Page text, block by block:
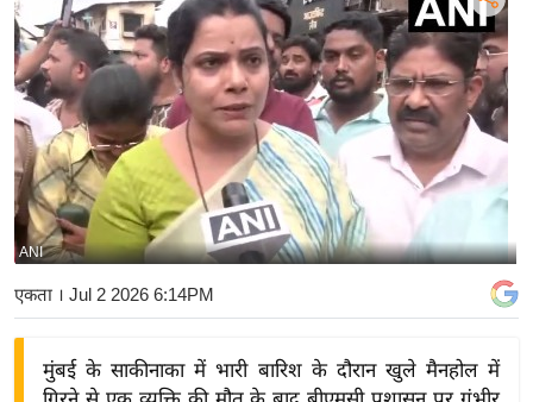
ष्ट्री
य
अं
त
र्रा
ष्ट्री
य
बि
ज़
ने
ANI
एकता । Jul 2 2026 6:14PM
मुंबई के साकीनाका में भारी बारिश के दौरान खुले मैनहोल में